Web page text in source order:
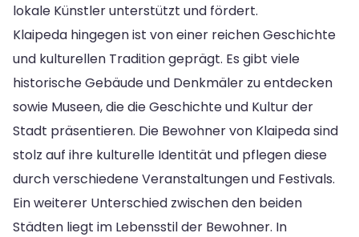
lokale Künstler unterstützt und fördert.
Klaipeda hingegen ist von einer reichen Geschichte
und kulturellen Tradition geprägt. Es gibt viele
historische Gebäude und Denkmäler zu entdecken
sowie Museen, die die Geschichte und Kultur der
Stadt präsentieren. Die Bewohner von Klaipeda sind
stolz auf ihre kulturelle Identität und pflegen diese
durch verschiedene Veranstaltungen und Festivals.
Ein weiterer Unterschied zwischen den beiden
Städten liegt im Lebensstil der Bewohner. In